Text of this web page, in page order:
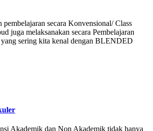
pembelajaran secara Konvensional/ Class
juga melaksanakan secara Pembelajaran
sering kita kenal dengan BLENDED
Akademik dan Non Akademik tidak hanya